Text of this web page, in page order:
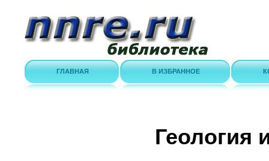
ГЛАВНАЯ В ИЗБРАННОЕ
Геология